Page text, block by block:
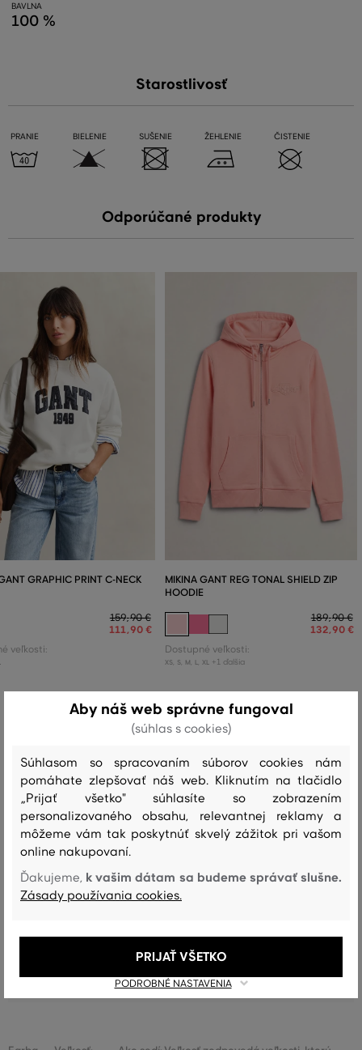
BAVLNA
100 %
Starostlivosť
PRANIE BIELENIE SUŠENIE ŽEHLENIE ČISTENIE
Odporúčané produkty
GRAPHIC PRINT C-NECK
159,90 €
111,90 €
veľkosti:
MIKINA GANT REG TONAL SHIELD ZIP
HOODIE
189,90 €
132,90 €
Dostupné veľkosti:
XS S M L XL +1 ďalšia
AKO SEDELA VYBRANÁ VEĽKOSŤ NAŠIM ZÁKAZNÍKOM
Veľkosť je oveľa menšia ako nosím 0
Veľkosť je o niečo menšia ako
Veľkosť zodpovedá veľkosti, ktorú
Veľkosť je o niečo väčšia ako
Veľkosť je oveľa väčšia ako nosím 0
Aby náš web správne fungoval
(súhlas s cookies)
Súhlasom so spracovaním súborov cookies nám
pomáhate zlepšovať náš web. Kliknutím na tlačidlo
„Prijať všetko" súhlasíte so zobrazením
personalizovaného obsahu, relevantnej reklamy a
môžeme vám tak poskytnúť skvelý zážitok pri vašom
online nakupovaní.
Ďakujeme, k vašim dátam sa budeme správať slušne.
Zásady používania cookies.
PODROBNÉ NASTAVENIA
PRIJAŤ VŠETKO